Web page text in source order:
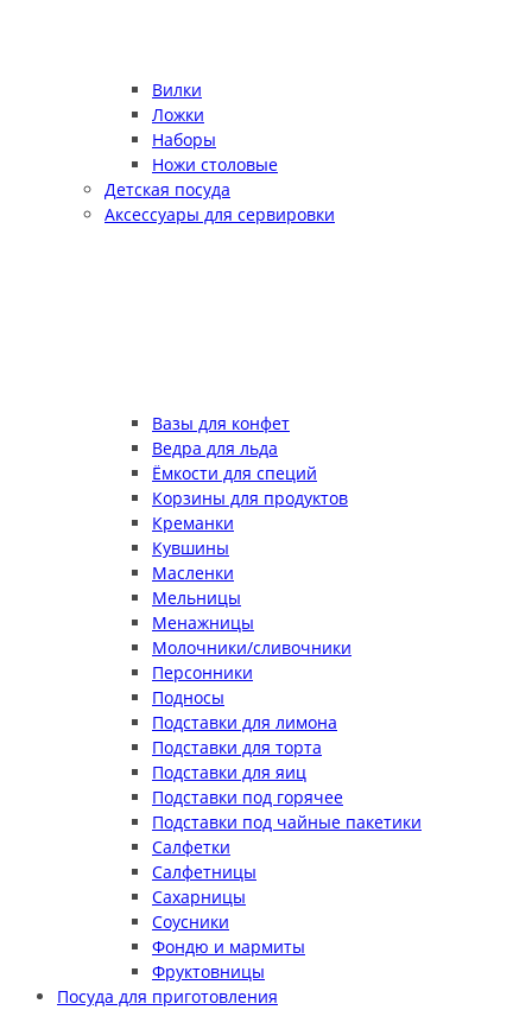
Вилки
Ложки
Наборы
Ножи столовые
Детская посуда
Аксессуары для сервировки
Вазы для конфет
Ведра для льда
Ёмкости для специй
Корзины для продуктов
Креманки
Кувшины
Масленки
Мельницы
Менажницы
Молочники/сливочники
Персонники
Подносы
Подставки для лимона
Подставки для торта
Подставки для яиц
Подставки под горячее
Подставки под чайные пакетики
Салфетки
Салфетницы
Сахарницы
Соусники
Фондю и мармиты
Фруктовницы
Посуда для приготовления